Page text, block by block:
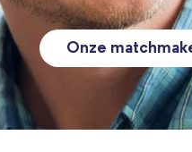
Onze